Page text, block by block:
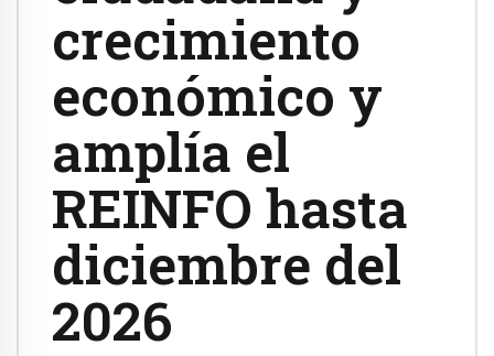
crecimiento
económico y
amplía el
REINFO hasta
diciembre del
2026